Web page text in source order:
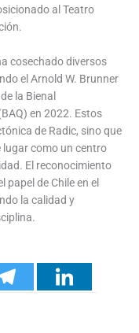
al Teatro
cosechado diversos
el Arnold W. Brunner
la Bienal
en 2022. Estos
de Radic, sino que
como un centro
El reconocimiento
papel de Chile en el
la calidad y